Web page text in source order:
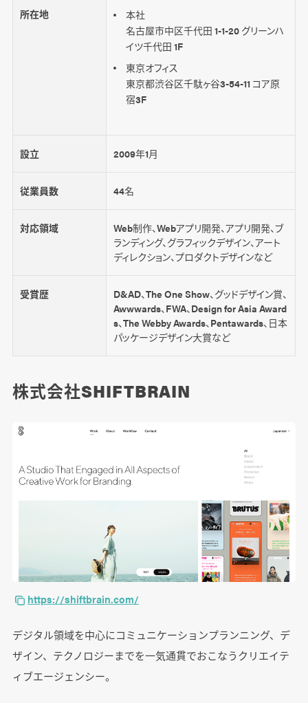
所在地
本社
名古屋市中区千代田 1-1-20 グリーンハ
イツ千代田 1F
東京オフィス
東京都渋谷区千駄ヶ谷3-54-11 コア原
宿3F
設立 2009年1月
従業員数 44名
対応領域
Web制作、Webアプリ開発、アプリ開発、ブ
ランディング、グラフィックデザイン、アート
ディレクション、プロダクトデザインなど
受賞歴
D&AD、The One Show、グッドデザイン賞、
Awwwards、FWA、Design for Asia Award
s、The Webby Awards、Pentawards、日本
パッケージデザイン大賞など
株式会社SHIFTBRAIN
https://shiftbrain.com/
デジタル領域を中心にコミュニケーションプランニング、デ
ザイン、テクノロジーまでを一気通貫でおこなうクリエイテ
ィブエージェンシー。